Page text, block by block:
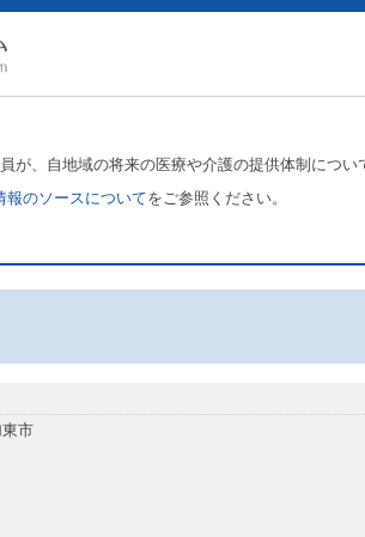
が、自地域の将来の医療や介護の提供体制につ
報のソースについてをご参照ください。
東市